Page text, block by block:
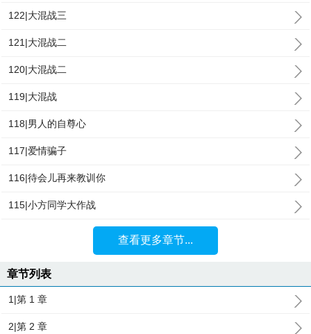
122|大混战三
121|大混战二
120|大混战二
119|大混战
118|男人的自尊心
117|爱情骗子
116|待会儿再来教训你
115|小方同学大作战
查看更多章节...
章节列表
1|第 1 章
2|第 2 章